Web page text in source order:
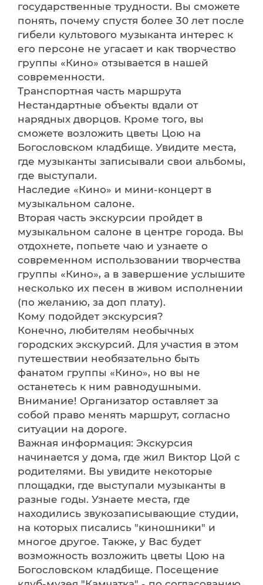
государственные трудности. Вы сможете
понять, почему спустя более 30 лет после
гибели культового музыканта интерес к
его персоне не угасает и как творчество
группы «Кино» отзывается в нашей
современности.
Транспортная часть маршрута
Нестандартные объекты вдали от
нарядных дворцов. Кроме того, вы
сможете возложить цветы Цою на
Богословском кладбище. Увидите места,
где музыканты записывали свои альбомы,
где выступали.
Наследие «Кино» и мини-концерт в
музыкальном салоне.
Вторая часть экскурсии пройдет в
музыкальном салоне в центре города. Вы
отдохнете, попьете чаю и узнаете о
современном использовании творчества
группы «Кино», а в завершение услышите
несколько их песен в живом исполнении
(по желанию, за доп плату).
Кому подойдет экскурсия?
Конечно, любителям необычных
городских экскурсий. Для участия в этом
путешествии необязательно быть
фанатом группы «Кино», но вы не
останетесь к ним равнодушными.
Внимание! Организатор оставляет за
собой право менять маршрут, согласно
ситуации на дороге.
Важная информация: Экскурсия
начинается у дома, где жил Виктор Цой с
родителями. Вы увидите некоторые
площадки, где выступали музыканты в
разные годы. Узнаете места, где
находились звукозаписывающие студии,
на которых писались "киношники" и
многое другое. Также, у Вас будет
возможность возложить цветы Цою на
Богословском кладбище. Посещение